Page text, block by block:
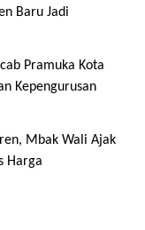
Baru Jadi
Pramuka Kota
Kepengurusan
Mbak Wali Ajak
Harga